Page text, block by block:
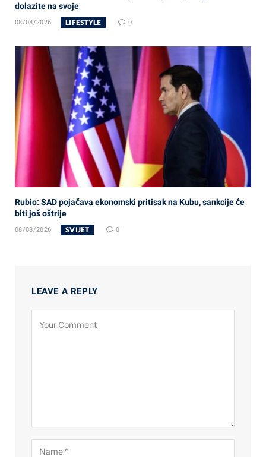
dolazite na svoje
08/08/2026 LIFESTYLE 0
Rubio: SAD pojačava ekonomski pritisak na Kubu, sankcije će
biti još oštrije
08/08/2026 SVIJET 0
LEAVE A REPLY